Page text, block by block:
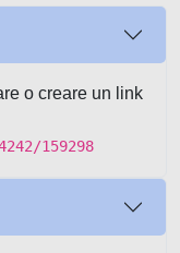
o creare un link
159298